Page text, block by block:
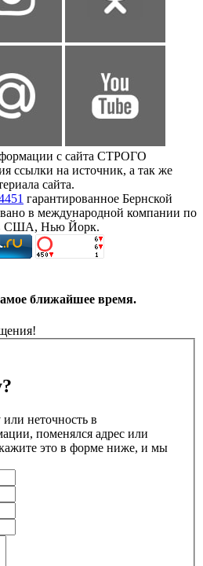
с сайта СТРОГО
на источник, а так же
сайта.
гарантированное Бернской
в международной компании по
в США, Нью Йорк.
ближайшее время.
неточность в
поменялся адрес или
это в форме ниже, и мы